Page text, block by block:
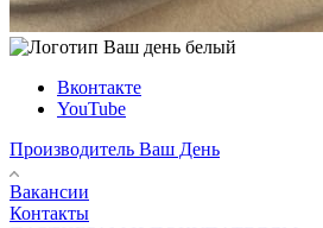
Вконтакте
YouTube
Производитель Ваш День
Вакансии
Контакты